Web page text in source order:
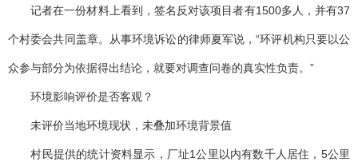
记者在一份材料上看到，签名反对该项目者有1500多人，并有37
个村委会共同盖章。从事环境诉讼的律师夏军说，“环评机构只要以公
众参与部分为依据得出结论，就要对调查问卷的真实性负责。”
环境影响评价是否客观？
未评价当地环境现状，未叠加环境背景值
村民提供的统计资料显示，厂址1公里以内有数千人居住，5公里